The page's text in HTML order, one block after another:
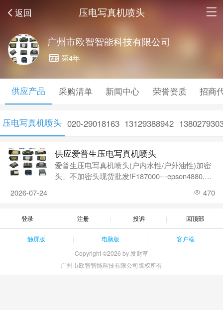
返回 压电写真机喷头
广州市欧智智能科技有限公司
第4年
供应产品 采购清单 新闻中心 荣誉资质 招商
压电写真机喷头 020-29018163 13129388942
供应爱普生压电写真机喷头
爱普生压电写真机喷头(户内水性/户外油性)加密
头、不加密头现货批发!F187000---epson4880,78
2026-07-24 470
登录 注册 投诉 回顶部
触屏版 电脑版
客户端
Copyright ©2026 by 发财草
广州市欧智智能科技有限公司版权所有